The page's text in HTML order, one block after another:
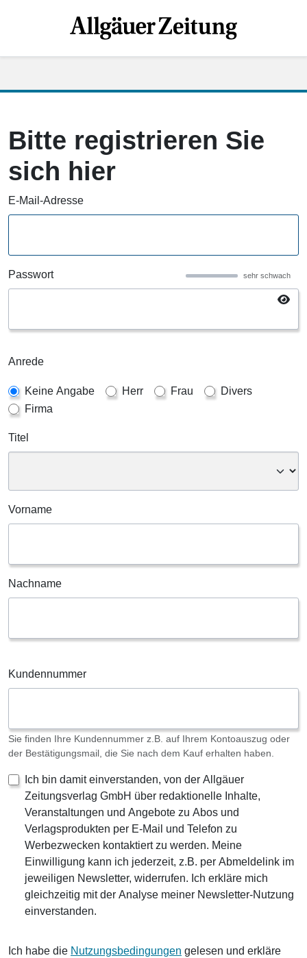
Bitte registrieren Sie
sich hier
E-Mail-Adresse
Passwort sehr schwach
Anrede
Keine Angabe Herr Frau
Divers
Firma
Titel
Vorname
Nachname
Kundennummer
Sie finden Ihre Kundennummer z.B. auf Ihrem Kontoauszug oder
der Bestätigungsmail, die Sie nach dem Kauf erhalten haben.
Ich bin damit einverstanden, von der Allgäuer
Zeitungsverlag GmbH über redaktionelle Inhalte,
Veranstaltungen und Angebote zu Abos und
Verlagsprodukten per E-Mail und Telefon zu
Werbezwecken kontaktiert zu werden. Meine
Einwilligung kann ich jederzeit, z.B. per Abmeldelink im
jeweiligen Newsletter, widerrufen. Ich erkläre mich
gleichzeitig mit der Analyse meiner Newsletter-Nutzung
einverstanden.
Ich habe die Nutzungsbedingungen gelesen und erkläre